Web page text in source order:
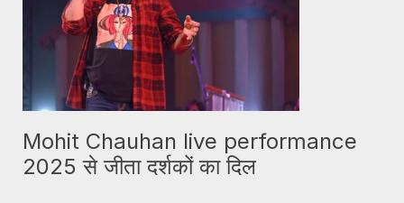
Mohit Chauhan live performance
2025 से जीता दर्शकों का दिल